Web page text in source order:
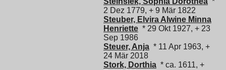
2 Dez 1779, + 9 Mär 1822
Steuber, Elvira Alwine Minna
Henriette * 29 Okt 1927, + 23
Sep 1986
Steuer, Anja * 11 Apr 1963, +
24 Mär 2018
Stork, Dorthia * ca. 1611, +